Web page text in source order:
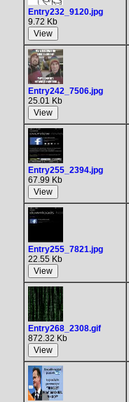
Entry232_9120.jpg
9.72 Kb
Entry242_7506.jpg
25.01 Kb
Entry255_2394.jpg
67.99 Kb
Entry255_7821.jpg
22.55 Kb
Entry268_2308.gif
872.32 Kb